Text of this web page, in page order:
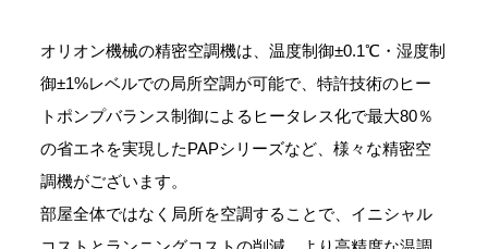
オリオン機械の精密空調機は、温度制御±0.1℃・湿度制
御±1%レベルでの局所空調が可能で、特許技術のヒー
トポンプバランス制御によるヒータレス化で最大80％
の省エネを実現したPAPシリーズなど、様々な精密空
調機がございます。
部屋全体ではなく局所を空調することで、イニシャル